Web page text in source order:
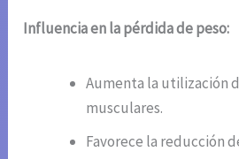
Influencia en la pérdida de peso:
Aumenta la utilización
musculares.
Favorece la reducción